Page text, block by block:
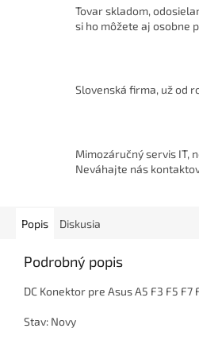
Tovar skladom,
si ho môžete aj osobne
Slovenská firma, už od
Mimozáručný servis IT,
Neváhajte nás
Popis Diskusia
Podrobný popis
DC Konektor pre Asus A5 F3 F5 F7
Stav: Novy